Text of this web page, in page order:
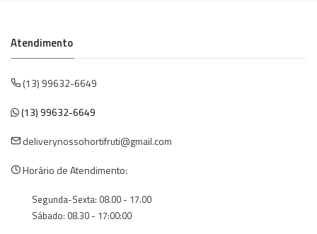
Atendimento
(13) 99632-6649
(13) 99632-6649
deliverynossohortifruti@gmail.com
Horário de Atendimento:
Segunda-Sexta: 08.00 - 17.00
Sábado: 08.30 - 17:00:00